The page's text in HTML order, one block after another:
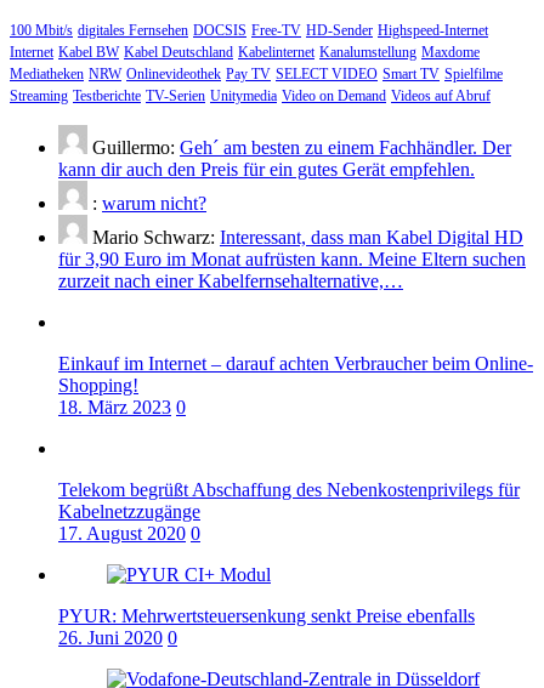
100 Mbit/s digitales Fernsehen DOCSIS Free-TV HD-Sender Highspeed-Internet
Internet Kabel BW Kabel Deutschland Kabelinternet Kanalumstellung Maxdome
Mediatheken NRW Onlinevideothek Pay TV SELECT VIDEO Smart TV Spielfilme
Streaming Testberichte TV-Serien Unitymedia Video on Demand Videos auf Abruf
Guillermo: Geh´ am besten zu einem Fachhändler. Der
kann dir auch den Preis für ein gutes Gerät empfehlen.
: warum nicht?
Mario Schwarz: Interessant, dass man Kabel Digital HD
für 3,90 Euro im Monat aufrüsten kann. Meine Eltern suchen
zurzeit nach einer Kabelfernsehalternative,…
Einkauf im Internet – darauf achten Verbraucher beim Online-
Shopping!
18. März 2023 0
Telekom begrüßt Abschaffung des Nebenkostenprivilegs für
Kabelnetzzugänge
17. August 2020 0
PYUR: Mehrwertsteuersenkung senkt Preise ebenfalls
26. Juni 2020 0